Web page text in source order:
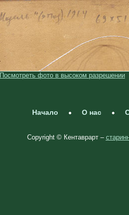
Посмотреть фото в высоком разрешении
Начало О нас
Copyright © Кентаврарт –